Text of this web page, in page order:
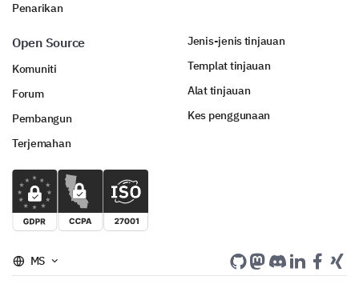
Penarikan
Open Source
Komuniti
Forum
Pembangun
Terjemahan
Jenis-jenis tinjauan
Templat tinjauan
Alat tinjauan
Kes penggunaan
MS